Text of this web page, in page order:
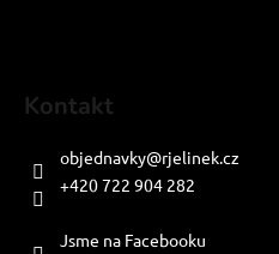
Kontakt
objednavky@rjelinek.cz
+420 722 904 282
Jsme na Facebooku